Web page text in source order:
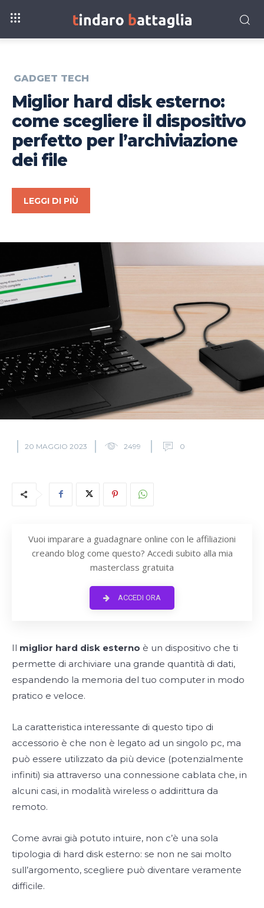
GADGET TECH
Miglior hard disk esterno:
come scegliere il dispositivo
perfetto per l’archiviazione
dei file
LEGGI DI PIÙ
20 MAGGIO 2023 2499 0
Vuoi imparare a guadagnare online con le affiliazioni
creando blog come questo? Accedi subito alla mia
masterclass gratuita
ACCEDI ORA
Il miglior hard disk esterno è un dispositivo che ti
permette di archiviare una grande quantità di dati,
espandendo la memoria del tuo computer in modo
pratico e veloce.
La caratteristica interessante di questo tipo di
accessorio è che non è legato ad un singolo pc, ma
può essere utilizzato da più device (potenzialmente
infiniti) sia attraverso una connessione cablata che, in
alcuni casi, in modalità wireless o addirittura da
remoto.
Come avrai già potuto intuire, non c’è una sola
tipologia di hard disk esterno: se non ne sai molto
sull’argomento, scegliere può diventare veramente
difficile.